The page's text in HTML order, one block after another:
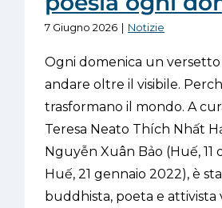
7 Giugno 2026 | Notizie
Ogni domenica un
andare oltre il visibile.
trasformano il mondo. A
Teresa Neato Thích Nhất
Nguyễn Xuân Bảo (Huế, 11
Huế, 21 gennaio 2022), è
buddhista, poeta e